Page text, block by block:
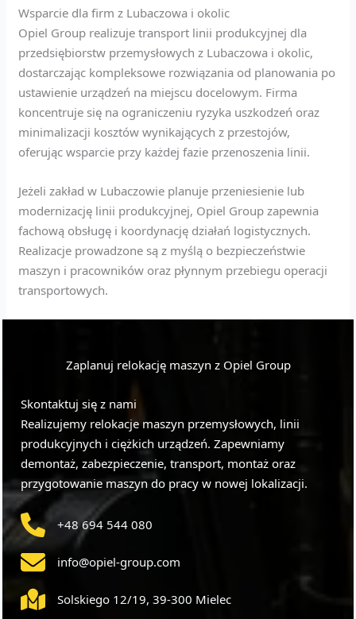
Wsparcie dla firm z Lubaczowa i okolic
Opiel Group realizuje transport linii produkcyjnej dla
przedsiębiorstw przemysłowych z Lubaczowa i okolic,
dostarczając kompleksowe rozwiązania od planowania po
ustawienie urządzeń na miejscu docelowym. Firma
koncentruje się na ograniczeniu ryzyka uszkodzeń oraz
minimalizacji kosztów wynikających z przestojów,
oferując wsparcie przy każdej fazie przenoszenia linii.
Jeżeli zakład w Lubaczowie planuje przeniesienie lub
modernizację linii produkcyjnej, Opiel Group zapewnia
fachową obsługę i koordynację działań logistycznych.
Realizacje prowadzone są z myślą o bezpieczeństwie
maszyn i pracowników oraz płynnym przebiegu operacji
transportowych.
Zaplanuj relokację maszyn z Opiel Group
Skontaktuj się z nami
Realizujemy relokacje maszyn przemysłowych, linii
produkcyjnych i ciężkich urządzeń. Zapewniamy
demontaż, zabezpieczenie, transport, montaż oraz
przygotowanie maszyn do pracy w nowej lokalizacji.
+48 694 544 080
info@opiel-group.com
Solskiego 12/19, 39-300 Mielec